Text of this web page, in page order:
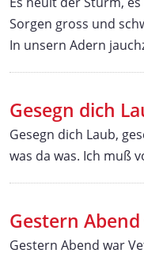
Sorgen gross und
In unsern Adern
Gesegn dich
Gesegn dich Laub,
was da was. Ich muß
Gestern
Gestern Abend war